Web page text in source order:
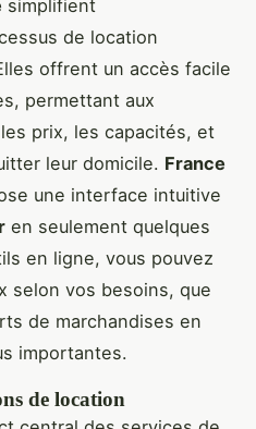
simplifient
de location
offrent un accès facile
permettant aux
prix, les capacités, et
leur domicile. France
une interface intuitive
en seulement quelques
en ligne, vous pouvez
selon vos besoins, que
de marchandises en
importantes.
de location